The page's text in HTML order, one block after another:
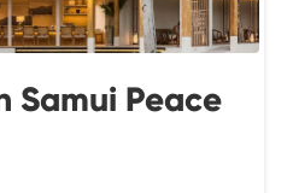
Samui Peace